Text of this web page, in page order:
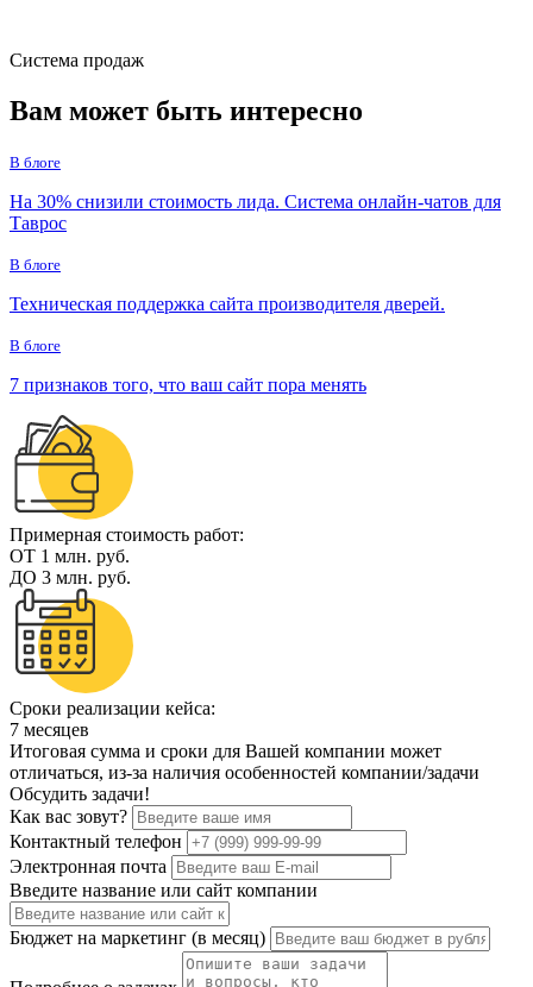
Система продаж
Вам может быть интересно
В блоге
На 30% снизили стоимость лида. Система онлайн-чатов для
Таврос
В блоге
Техническая поддержка сайта производителя дверей.
В блоге
7 признаков того, что ваш сайт пора менять
Примерная стоимость работ:
ОТ 1 млн. руб.
ДО 3 млн. руб.
Сроки реализации кейса:
7 месяцев
Итоговая сумма и сроки для Вашей компании может
отличаться, из-за наличия особенностей компании/задачи
Обсудить задачи!
Как вас зовут?
Контактный телефон
Электронная почта
Введите название или сайт компании
Бюджет на маркетинг (в месяц)